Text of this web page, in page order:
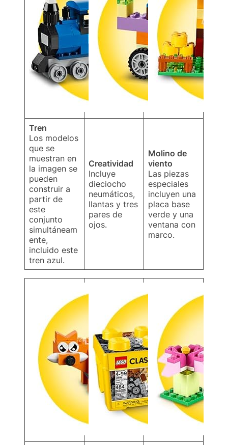
Tren
Los modelos
que se
muestran en
la imagen se
pueden
construir a
partir de
este
conjunto
simultáneam
ente,
incluido este
tren azul.
Creatividad
Incluye
dieciocho
neumáticos,
llantas y tres
pares de
ojos.
Molino de
viento
Las piezas
especiales
incluyen una
placa base
verde y una
ventana con
marco.